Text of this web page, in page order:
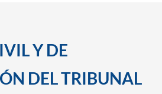
Y DE
DEL TRIBUNAL